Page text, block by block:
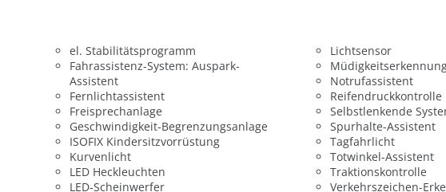
el. Stabilitätsprogramm
Fahrassistenz-System: Auspark-
Assistent
Fernlichtassistent
Freisprechanlage
Geschwindigkeit-Begrenzungsanlage
ISOFIX Kindersitzvorrüstung
Kurvenlicht
LED Heckleuchten
LED-Scheinwerfer
Lichtsensor
Notrufassistent
Reifendruckkontrolle
Selbstlenkende
Spurhalte-Assistent
Tagfahrlicht
Totwinkel-Assistent
Traktionskontrolle
Verkehrszeichen-